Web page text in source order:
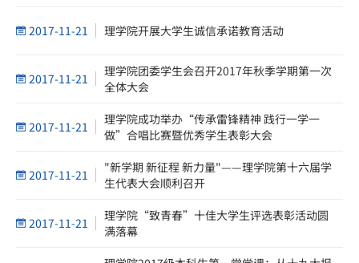
2017-11-21 理学院开展大学生诚信承诺教育活动
2017-11-21
理学院团委学生会召开2017年秋季学期第一次
全体大会
2017-11-21
理学院成功举办“传承雷锋精神 践行一学一
做”合唱比赛暨优秀学生表彰大会
2017-11-21
"新学期 新征程 新力量"——理学院第十六届学
生代表大会顺利召开
2017-11-21
理学院“致青春”十佳大学生评选表彰活动圆
满落幕